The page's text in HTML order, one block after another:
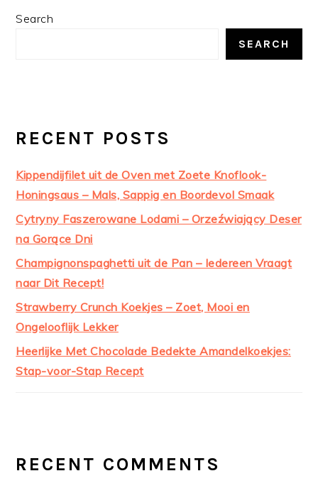
PRIMARY
Search
SEARCH
RECENT POSTS
Kippendijfilet uit de Oven met Zoete Knoflook-
Honingsaus – Mals, Sappig en Boordevol Smaak
Cytryny Faszerowane Lodami – Orzeźwiający Deser
na Gorące Dni
Champignonspaghetti uit de Pan – Iedereen Vraagt
naar Dit Recept!
Strawberry Crunch Koekjes – Zoet, Mooi en
Ongelooflijk Lekker
Heerlijke Met Chocolade Bedekte Amandelkoekjes:
Stap-voor-Stap Recept
RECENT COMMENTS